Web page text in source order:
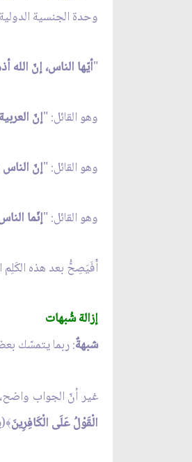
وحدة الجنسية
"أيّها الناس، إنّ الله
وهو القائل: "إنّ
وهو القائل: "إنّ
وهو القائل: "إنّما
أَفَيَصِحُّ بعد هذه الكَلِم
إزالة شُبهات
شبهةٌ: ربما يتمسّك
غير أنّ الجواب
الْقَوْلُ عَلَى الْكَافِرِينَ﴾